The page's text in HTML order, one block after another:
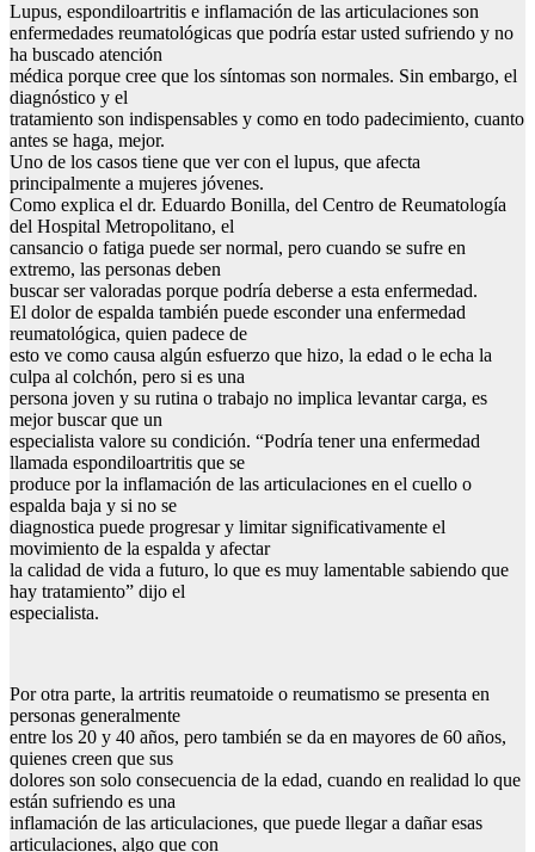
Lupus, espondiloartritis e inflamación de las articulaciones son
enfermedades reumatológicas que podría estar usted sufriendo y no
ha buscado atención
médica porque cree que los síntomas son normales. Sin embargo, el
diagnóstico y el
tratamiento son indispensables y como en todo padecimiento, cuanto
antes se haga, mejor.
Uno de los casos tiene que ver con el lupus, que afecta
principalmente a mujeres jóvenes.
Como explica el dr. Eduardo Bonilla, del Centro de Reumatología
del Hospital Metropolitano, el
cansancio o fatiga puede ser normal, pero cuando se sufre en
extremo, las personas deben
buscar ser valoradas porque podría deberse a esta enfermedad.
El dolor de espalda también puede esconder una enfermedad
reumatológica, quien padece de
esto ve como causa algún esfuerzo que hizo, la edad o le echa la
culpa al colchón, pero si es una
persona joven y su rutina o trabajo no implica levantar carga, es
mejor buscar que un
especialista valore su condición. “Podría tener una enfermedad
llamada espondiloartritis que se
produce por la inflamación de las articulaciones en el cuello o
espalda baja y si no se
diagnostica puede progresar y limitar significativamente el
movimiento de la espalda y afectar
la calidad de vida a futuro, lo que es muy lamentable sabiendo que
hay tratamiento” dijo el
especialista.
Por otra parte, la artritis reumatoide o reumatismo se presenta en
personas generalmente
entre los 20 y 40 años, pero también se da en mayores de 60 años,
quienes creen que sus
dolores son solo consecuencia de la edad, cuando en realidad lo que
están sufriendo es una
inflamación de las articulaciones, que puede llegar a dañar esas
articulaciones, algo que con